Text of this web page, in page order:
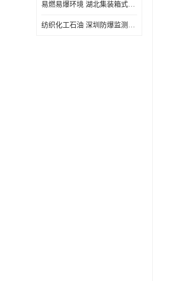
易燃易爆环境 湖北集装箱式防爆小屋
纺织化工石油 深圳防爆监测小屋